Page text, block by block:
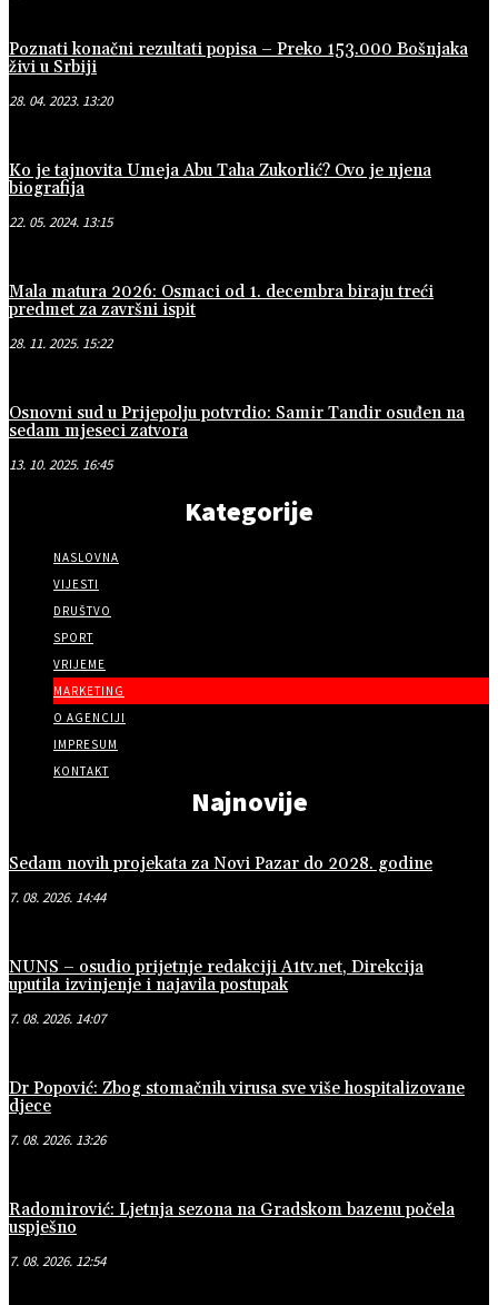
Poznati konačni rezultati popisa – Preko 153.000 Bošnjaka
živi u Srbiji
28. 04. 2023. 13:20
Ko je tajnovita Umeja Abu Taha Zukorlić? Ovo je njena
biografija
22. 05. 2024. 13:15
Mala matura 2026: Osmaci od 1. decembra biraju treći
predmet za završni ispit
28. 11. 2025. 15:22
Osnovni sud u Prijepolju potvrdio: Samir Tandir osuđen na
sedam mjeseci zatvora
13. 10. 2025. 16:45
Kategorije
NASLOVNA
VIJESTI
DRUŠTVO
SPORT
VRIJEME
MARKETING
O AGENCIJI
IMPRESUM
KONTAKT
Najnovije
Sedam novih projekata za Novi Pazar do 2028. godine
7. 08. 2026. 14:44
NUNS – osudio prijetnje redakciji A1tv.net, Direkcija
uputila izvinjenje i najavila postupak
7. 08. 2026. 14:07
Dr Popović: Zbog stomačnih virusa sve više hospitalizovane
djece
7. 08. 2026. 13:26
Radomirović: Ljetnja sezona na Gradskom bazenu počela
uspješno
7. 08. 2026. 12:54